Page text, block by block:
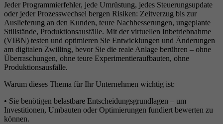
Jeder Programmierfehler, jede Umrüstung, jedes Steuerungsupdate
oder jeder Prozesswechsel bergen Risiken: Zeitverzug bis zur
Auslieferung an den Kunden, teure Nachbesserungen, ungeplante
Stillstände, Produktionsausfälle. Mit der virtuellen Inbetriebnahme
(VIBN) testen und optimieren Sie Entwicklungen und Änderungen
am digitalen Zwilling, bevor Sie die reale Anlage berühren – ohne
Überraschungen, ohne teure Experimentieraufbauten, ohne
Produktionsausfälle.
Warum dieses Thema für Ihr Unternehmen wichtig ist:
• Sie benötigen belastbare Entscheidungsgrundlagen – um
Investitionen, Umbauten oder Optimierungen fundiert bewerten zu
können.